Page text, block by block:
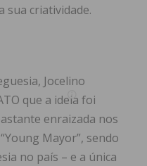
sua criatividade.
Jocelino
que a ideia foi
enraizada nos
Mayor”, sendo
no país – e a única